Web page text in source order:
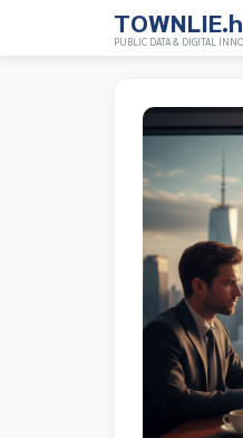
PUBLIC DATA & DIGITAL